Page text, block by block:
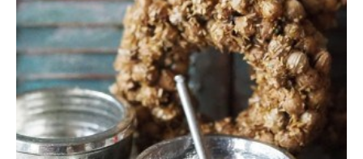
€0,70
tot
€5,25
heeft
meerdere
variaties.
Deze
optie
kan
gekozen
worden